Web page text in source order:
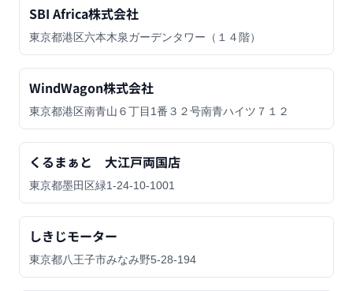
SBI Africa株式会社
東京都港区六本木泉ガーデンタワー（１４階）
WindWagon株式会社
東京都港区南青山６丁目1番３２号南青ハイツ７１２
くるまぁと 大江戸両国店
東京都墨田区緑1-24-10-1001
しきじモーター
東京都八王子市みなみ野5-28-194